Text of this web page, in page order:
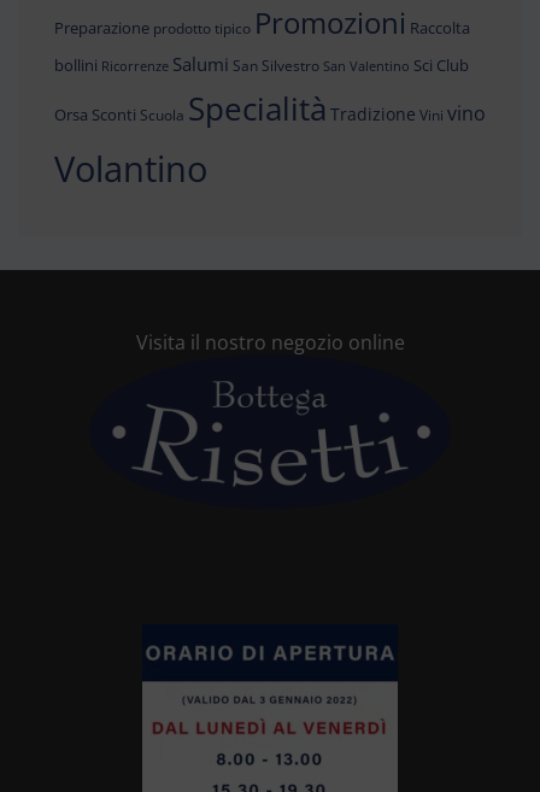
Preparazione prodotto tipico Promozioni Raccolta
bollini Ricorrenze Salumi San Silvestro San Valentino Sci Club
Orsa Sconti Scuola Specialità Tradizione Vini vino
Volantino
Visita il nostro negozio online